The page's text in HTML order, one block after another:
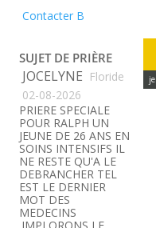
Contacter B
SUJET DE PRIÈRE
JOCELYNE Floride
02-08-2026
PRIERE SPECIALE
POUR RALPH UN
JEUNE DE 26 ANS EN
SOINS INTENSIFS IL
NE RESTE QU'A LE
DEBRANCHER TEL
EST LE DERNIER
MOT DES
MEDECINS